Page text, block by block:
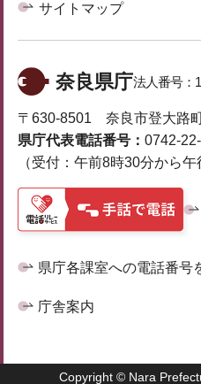
サイトマップ
奈良県庁法人番号：
〒630-8501 奈良市登大路
県庁代表電話番号： 0742-
（受付：午前8時30分から午
県庁各課室への電話番号
庁舎案内
Copyright © Nara